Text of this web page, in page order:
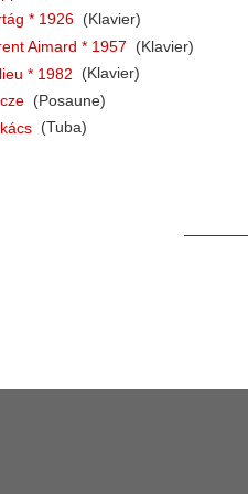
* 1926 (Klavier)
Aimard * 1957
(Klavier)
* 1982
(Klavier)
(Posaune)
(Tuba)